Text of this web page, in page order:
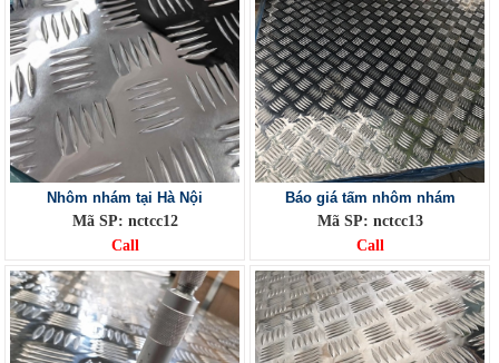
Nhôm nhám tại Hà Nội
Mã SP: nctcc12
Call
Báo giá tấm nhôm nhám
Mã SP: nctcc13
Call